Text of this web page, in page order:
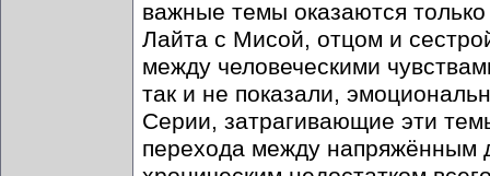
важные темы оказаются
Лайта с Мисой, отцом и
между человеческими
так и не показали,
Серии, затрагивающие эти
перехода между напряжённым